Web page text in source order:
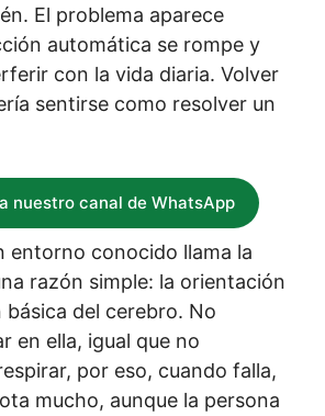
El problema aparece
automática se rompe y
con la vida diaria. Volver
sentirse como resolver un
nuestro canal de WhatsApp
entorno conocido llama la
razón simple: la orientación
básica del cerebro. No
en ella, igual que no
por eso, cuando falla,
mucho, aunque la persona